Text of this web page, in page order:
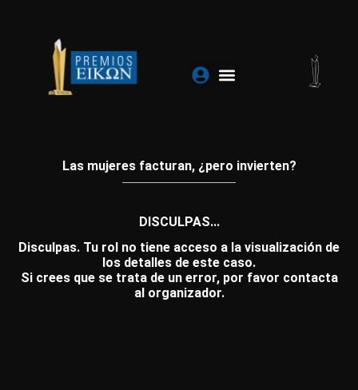
contenido
Las mujeres facturan, ¿pero invierten?
DISCULPAS...
Disculpas. Tu rol no tiene acceso a la visualización de
los detalles de este caso.
Si crees que se trata de un error, por favor contacta
al organizador.